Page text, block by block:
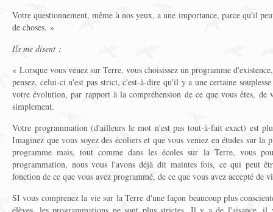
Votre questionnement, même à nos yeux, a une importance, parce qu'il
de choses. »
Ils me disent :
« Lorsque vous venez sur Terre, vous choisissez un programme
pensez, celui-ci n'est pas strict, c'est-à-dire qu'il y a une certaine
votre évolution, par rapport à la compréhension de ce que vous êtes, de
simplement.
Votre programmation (d'ailleurs le mot n'est pas tout-à-fait exact) est
Imaginez que vous soyez des écoliers et que vous veniez en études sur la
programme mais, tout comme dans les écoles sur la Terre, vous
programmation, nous vous l'avons déjà dit maintes fois, ce qui peut
fonction de ce que vous avez programmé, de ce que vous avez accepté de
SI vous comprenez la vie sur la Terre d'une façon beaucoup plus